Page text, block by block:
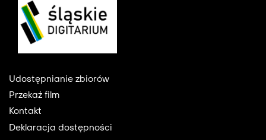
Footer
Udostępnianie zbiorów
Przekaż film
Kontakt
Deklaracja dostępności